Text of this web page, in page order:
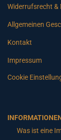
Widerrufsrecht
Allgemeinen
Kontakt
Impressum
Cookie
Was ist eine